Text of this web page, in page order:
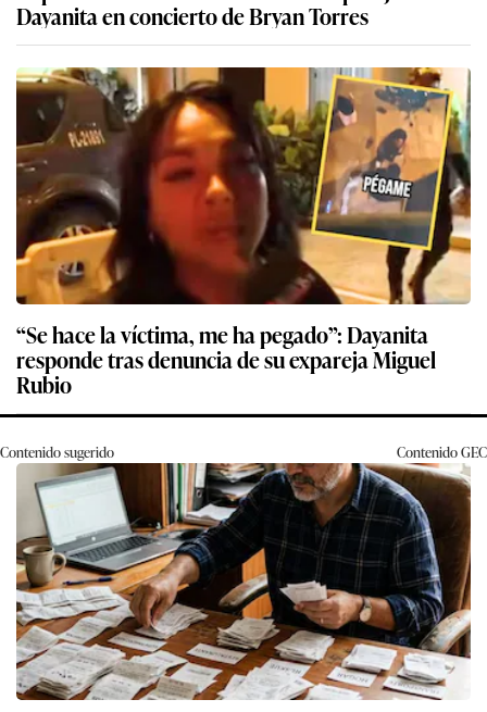
Dayanita en concierto de Bryan Torres
“Se hace la víctima, me ha pegado”: Dayanita
responde tras denuncia de su expareja Miguel
Rubio
Contenido sugerido ContenidoGEC